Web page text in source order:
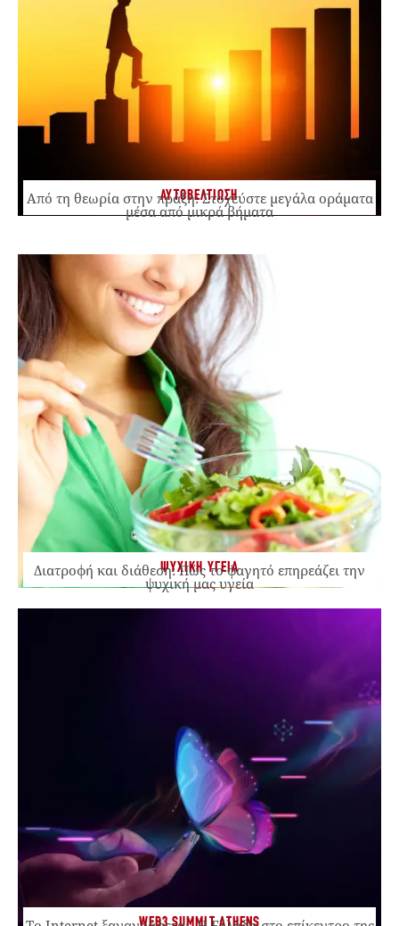
ΑΥΤΟΒΕΛΤΙΩΣΗ
Από τη θεωρία στην πράξη: Στοχεύστε μεγάλα οράματα
μέσα από μικρά βήματα
ΨΥΧΙΚΗ ΥΓΕΙΑ
Διατροφή και διάθεση: Πώς το φαγητό επηρεάζει την
ψυχική μας υγεία
WEB3 SUMMIT ATHENS